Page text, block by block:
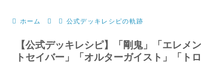
ホーム 公式デッキレシピの軌跡
【公式デッキレシピ】「剛鬼」「エレメン
トセイバー」「オルターガイスト」「トロ